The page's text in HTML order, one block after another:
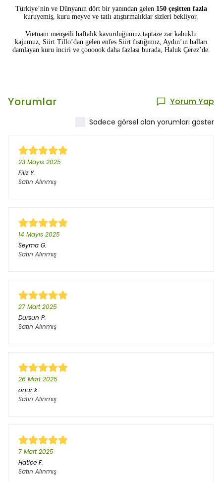
Türkiye’nin ve Dünyanın dört bir yanından gelen 150 çeşitten fazla
kuruyemiş, kuru meyve ve tatlı atıştırmalıklar sizleri bekliyor.
Vietnam menşeili haftalık kavurduğumuz taptaze zar kabuklu
kajumuz, Siirt Tillo’dan gelen enfes Siirt fıstığımız, Aydın’ın balları
damlayan kuru inciri ve çoooook daha fazlası burada, Haluk Çerez’de.
Yorumlar Yorum Yap
Sadece görsel olan yorumları göster
23 Mayıs 2025
Filiz Y.
Satın Alınmış
14 Mayıs 2025
Seyma G.
Satın Alınmış
27 Mart 2025
Dursun P.
Satın Alınmış
26 Mart 2025
onur k.
Satın Alınmış
7 Mart 2025
Hatice F.
Satın Alınmış